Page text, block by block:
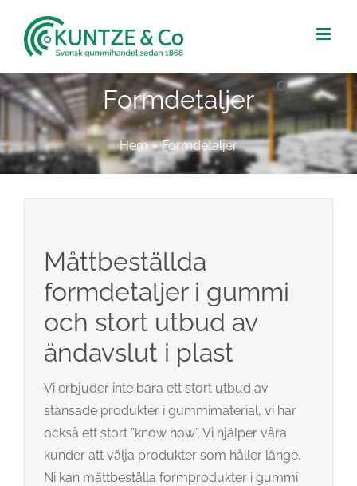
innehållet
Formdetaljer
Hem»Formdetaljer
Måttbeställda
formdetaljer i gummi
och stort utbud av
ändavslut i plast
Vi erbjuder inte bara ett stort utbud av
stansade produkter i gummimaterial, vi har
också ett stort ”know how”. Vi hjälper våra
kunder att välja produkter som håller länge.
Ni kan måttbeställa formprodukter i gummi